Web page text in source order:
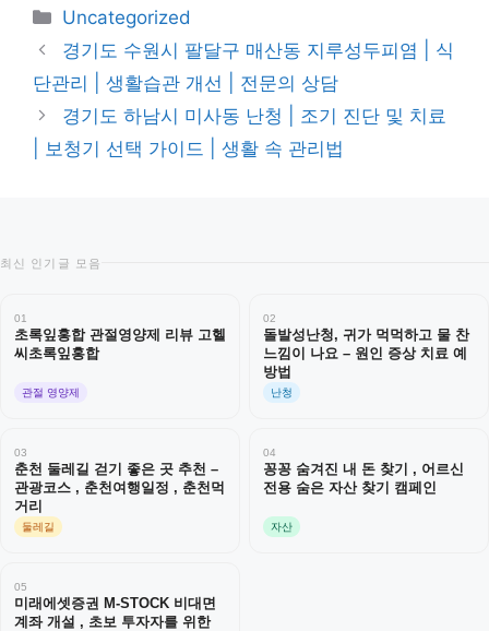
카
테
고
리
Uncategorized
경기도 수원시 팔달구 매산동 지루성두피염 | 식
단관리 | 생활습관 개선 | 전문의 상담
경기도 하남시 미사동 난청 | 조기 진단 및 치료
| 보청기 선택 가이드 | 생활 속 관리법
최신 인기글 모음
01
초록잎홍합 관절영양제 리뷰 고헬
씨초록잎홍합
관절 영양제
02
돌발성난청, 귀가 먹먹하고 물 찬
느낌이 나요 – 원인 증상 치료 예
방법
난청
03
춘천 둘레길 걷기 좋은 곳 추천 –
관광코스 , 춘천여행일정 , 춘천먹
거리
둘레길
04
꽁꽁 숨겨진 내 돈 찾기 , 어르신
전용 숨은 자산 찾기 캠페인
자산
05
미래에셋증권 M-STOCK 비대면
계좌 개설 , 초보 투자자를 위한